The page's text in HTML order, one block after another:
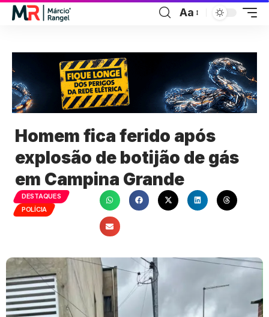
Aa
Homem fica ferido após
explosão de botijão de gás
em Campina Grande
DESTAQUES
POLÍCIA